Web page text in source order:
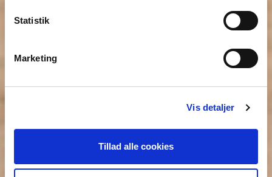
Statistik
Marketing
Vis detaljer
Tillad alle cookies